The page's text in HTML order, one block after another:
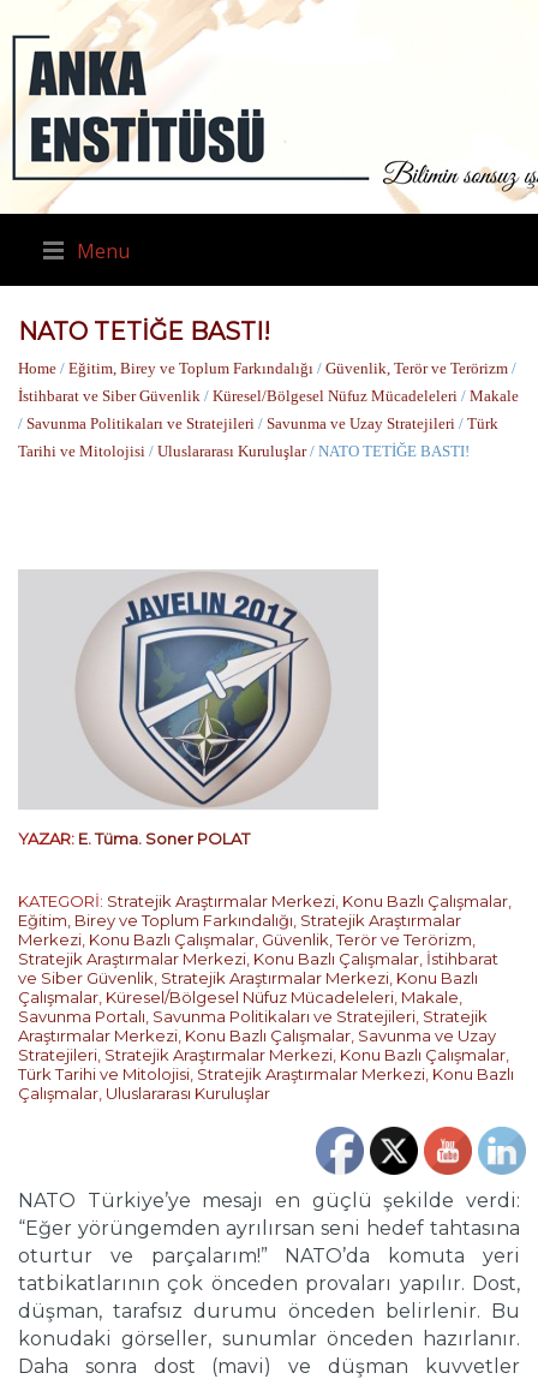
Menu
NATO TETİĞE BASTI!
Home / Eğitim, Birey ve Toplum Farkındalığı / Güvenlik, Terör ve Terörizm /
İstihbarat ve Siber Güvenlik / Küresel/Bölgesel Nüfuz Mücadeleleri / Makale
/ Savunma Politikaları ve Stratejileri / Savunma ve Uzay Stratejileri / Türk
Tarihi ve Mitolojisi / Uluslararası Kuruluşlar/ NATO TETİĞE BASTI!
YAZAR: E. Tüma. Soner POLAT
KATEGORİ: Stratejik Araştırmalar Merkezi Konu Bazlı Çalışmalar
Eğitim, Birey ve Toplum Farkındalığı Stratejik Araştırmalar
Merkezi Konu Bazlı Çalışmalar Güvenlik, Terör ve Terörizm
Stratejik Araştırmalar Merkezi Konu Bazlı Çalışmalar İstihbarat
ve Siber Güvenlik Stratejik Araştırmalar Merkezi Konu Bazlı
Çalışmalar Küresel/Bölgesel Nüfuz Mücadeleleri Makale
Savunma Portalı Savunma Politikaları ve Stratejileri Stratejik
Araştırmalar Merkezi Konu Bazlı Çalışmalar Savunma ve Uzay
Stratejileri Stratejik Araştırmalar Merkezi Konu Bazlı Çalışmalar
Türk Tarihi ve Mitolojisi Stratejik Araştırmalar Merkezi Konu Bazlı
Çalışmalar Uluslararası Kuruluşlar
NATO Türkiye’ye mesajı en güçlü şekilde verdi:
“Eğer yörüngemden ayrılırsan seni hedef tahtasına
oturtur ve parçalarım!” NATO’da komuta yeri
tatbikatlarının çok önceden provaları yapılır. Dost,
düşman, tarafsız durumu önceden belirlenir. Bu
konudaki görseller, sunumlar önceden hazırlanır.
Daha sonra dost (mavi) ve düşman kuvvetler